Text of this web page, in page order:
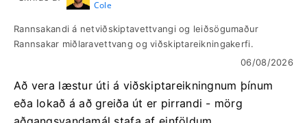
Cole
Rannsakandi á netviðskiptavettvangi og leiðsögumaður
Rannsakar miðlaravettvang og viðskiptareikningakerfi.
06/08/2026
Að vera læstur úti á viðskiptareikningnum þínum
eða lokað á að greiða út er pirrandi - mörg